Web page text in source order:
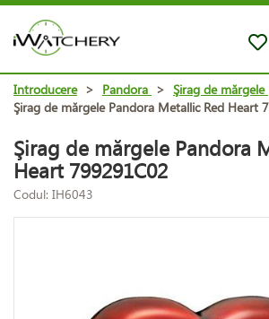
Introducere > Pandora > Şirag de mărgele
Şirag de mărgele Pandora Metallic Red Heart
Şirag de mărgele Pandora
Heart 799291C02
Codul: IH6043